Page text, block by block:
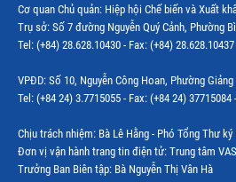
Cơ quan Chủ quản: Hiệp hội Chế biến và Xuất
Trụ sở: Số 7 đường Nguyễn Quý Cảnh, Phường
Tel: (+84) 28.628.10430 - Fax: (+84)
VPĐD: Số 10, Nguyễn Công Hoan, Phường
Tel: (+84 24) 3.7715055 - Fax: (+84 24)
Chịu trách nhiệm: Bà Lê Hằng - Phó Tổng Thư ký
Đơn vị vận hành trang tin điện tử: Trung tâm
Trưởng Ban Biên tập: Bà Nguyễn Thị Vân Hà